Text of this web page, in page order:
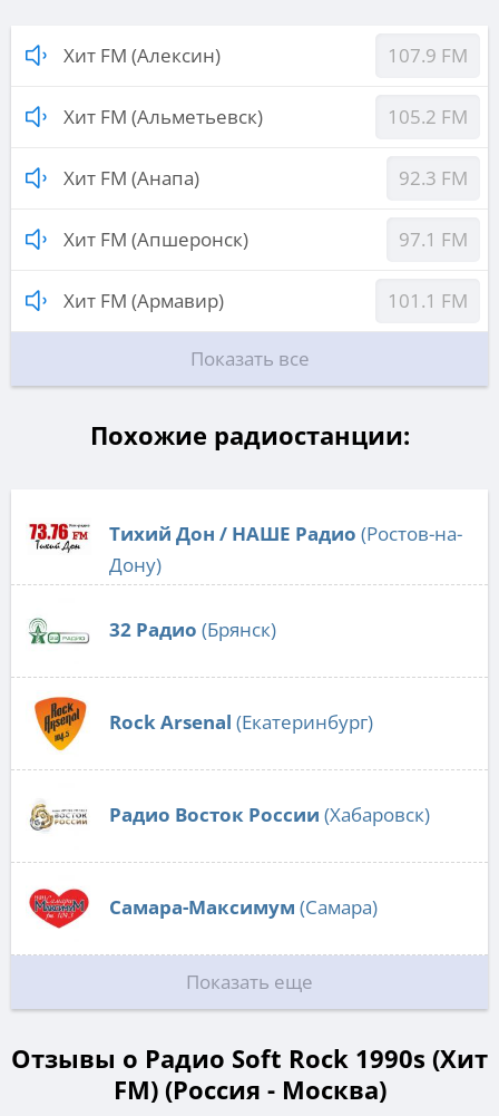
Хит FM (Алексин) 107.9 FM
Хит FM (Альметьевск) 105.2 FM
Хит FM (Анапа) 92.3 FM
Хит FM (Апшеронск) 97.1 FM
Хит FM (Армавир) 101.1 FM
Показать все
Похожие радиостанции:
Тихий Дон / НАШЕ Радио (Ростов-на-
Дону)
32 Радио (Брянск)
Rock Arsenal (Екатеринбург)
Радио Восток России (Хабаровск)
Самара-Максимум (Самара)
Показать еще
Отзывы о Радио Soft Rock 1990s (Хит
FM) (Россия - Москва)